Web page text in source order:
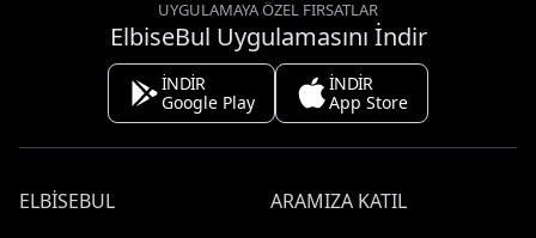
UYGULAMAYA ÖZEL FIRSATLAR
ElbiseBul Uygulamasını İndir
İNDİR
Google Play
İNDİR
App Store
ELBISEBUL
ARAMIZA KATIL